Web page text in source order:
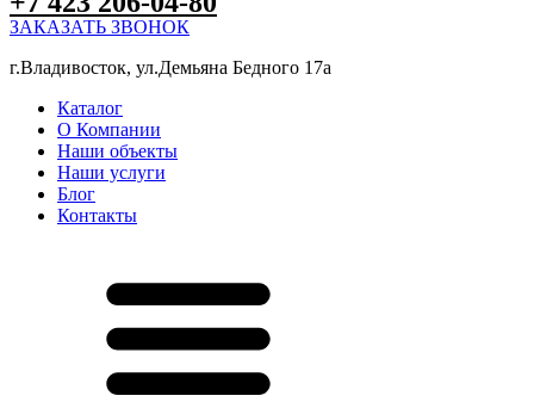
ЗАКАЗАТЬ ЗВОНОК
г.Владивосток, ул.Демьяна Бедного 17а
Каталог
О Компании
Наши объекты
Наши услуги
Блог
Контакты